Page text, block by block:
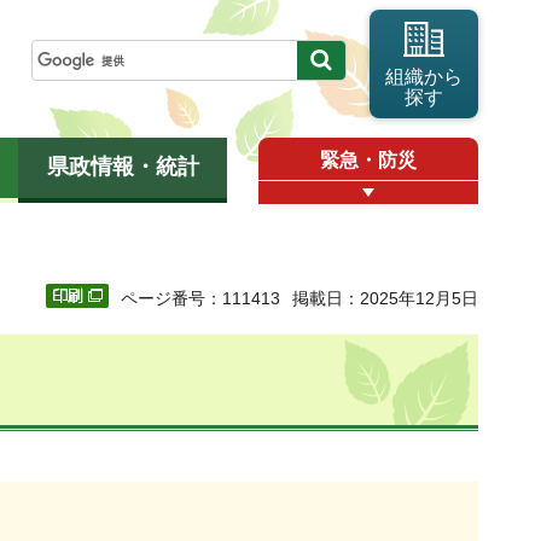
組織から
探す
県政情報・統計 緊急・防災
ページ番号：111413 掲載日：2025年12月5日